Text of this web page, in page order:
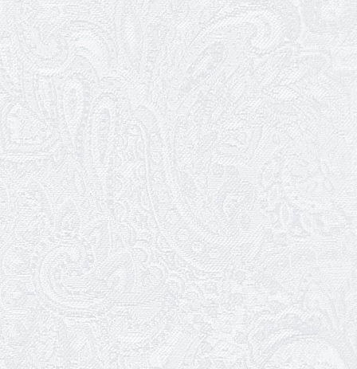
25.03.2026
Нам — 79!
17.03.2026
Зелене світло твого дозвілля
11.03.2026
Результати конкурсу
10.03.2026
Ювілей Тетяни Хамітової
03.03.2026
Ювілей Сергія Богаченка
02.03.2026
Результати конкурсу
27.02.2026
Ювілей Олександра Жигуліна
19.02.2026